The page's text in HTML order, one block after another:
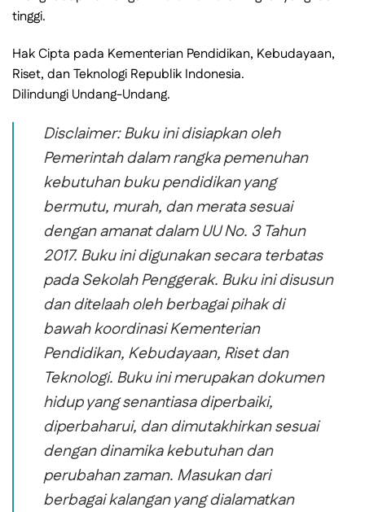
tinggi.
Hak Cipta pada Kementerian Pendidikan, Kebudayaan,
Riset, dan Teknologi Republik Indonesia.
Dilindungi Undang-Undang.
Disclaimer: Buku ini disiapkan oleh
Pemerintah dalam rangka pemenuhan
kebutuhan buku pendidikan yang
bermutu, murah, dan merata sesuai
dengan amanat dalam UU No. 3 Tahun
2017. Buku ini digunakan secara terbatas
pada Sekolah Penggerak. Buku ini disusun
dan ditelaah oleh berbagai pihak di
bawah koordinasi Kementerian
Pendidikan, Kebudayaan, Riset dan
Teknologi. Buku ini merupakan dokumen
hidup yang senantiasa diperbaiki,
diperbaharui, dan dimutakhirkan sesuai
dengan dinamika kebutuhan dan
perubahan zaman. Masukan dari
berbagai kalangan yang dialamatkan